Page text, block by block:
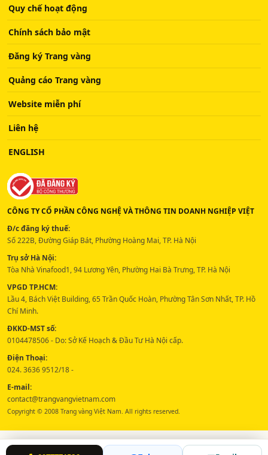
Quy chế hoạt động
Chính sách bảo mật
Đăng ký Trang vàng
Quảng cáo Trang vàng
Website miễn phí
Liên hệ
ENGLISH
CÔNG TY CỔ PHẦN CÔNG NGHỆ VÀ THÔNG TIN DOANH NGHIỆP VIỆT
Đ/c đăng ký thuế:
Số 222B, Đường Giáp Bát, Phường Hoàng Mai, TP. Hà Nội
Trụ sở Hà Nội:
Tòa Nhà Vinafood1, 94 Lương Yên, Phường Hai Bà Trưng, TP. Hà Nội
VPGD TP.HCM:
Lầu 4, Bách Việt Building, 65 Trần Quốc Hoàn, Phường Tân Sơn Nhất, TP. Hồ
Chí Minh.
ĐKKD-MST số:
0104478506 - Do: Sở Kế Hoạch & Đầu Tư Hà Nội cấp.
Điện Thoại:
024. 3636 9512/18 -
E-mail:
contact@trangvangvietnam.com
Copyright © 2008 Trang vàng Việt Nam. All rights reserved.